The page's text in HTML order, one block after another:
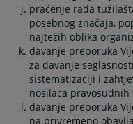
praćenje rada
posebnog značaja,
najtežih oblika
davanje preporuka
za davanje
sistematizaciji i
nosilaca pravosudnih
davanje preporuka
na privremeno